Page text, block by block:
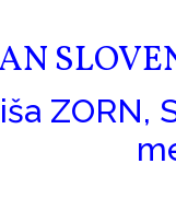
ZORN,